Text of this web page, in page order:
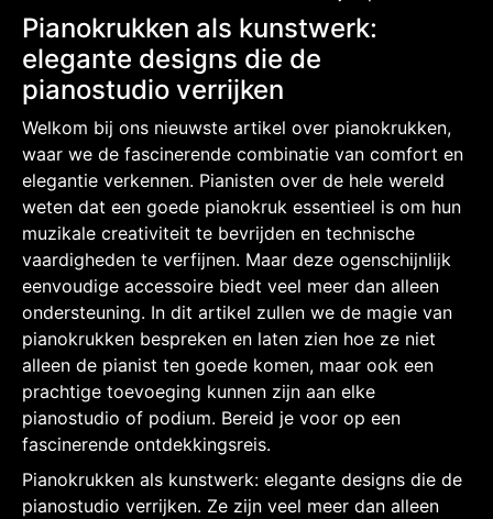
Pianokrukken als kunstwerk:
elegante designs die de
pianostudio verrijken
Welkom bij ons nieuwste artikel over pianokrukken,
waar we de fascinerende combinatie van comfort en
elegantie verkennen. Pianisten over de hele wereld
weten dat een goede pianokruk essentieel is om hun
muzikale creativiteit te bevrijden en technische
vaardigheden te verfijnen. Maar deze ogenschijnlijk
eenvoudige accessoire biedt veel meer dan alleen
ondersteuning. In dit artikel zullen we de magie van
pianokrukken bespreken en laten zien hoe ze niet
alleen de pianist ten goede komen, maar ook een
prachtige toevoeging kunnen zijn aan elke
pianostudio of podium. Bereid je voor op een
fascinerende ontdekkingsreis.
Pianokrukken als kunstwerk: elegante designs die de
pianostudio verrijken. Ze zijn veel meer dan alleen